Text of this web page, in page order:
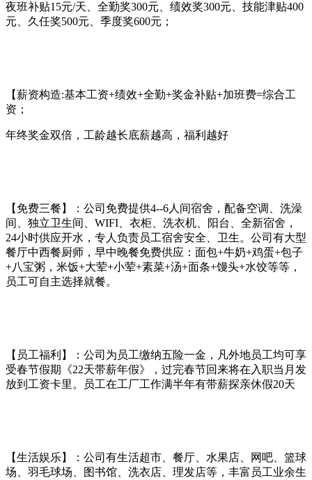
夜班补贴15元/天、全勤奖300元、绩效奖300元、技能津贴400
元、久任奖500元、季度奖600元；
【薪资构造:基本工资+绩效+全勤+奖金补贴+加班费=综合工
资；
年终奖金双倍，工龄越长底薪越高，福利越好
【免费三餐】：公司免费提供4--6人间宿舍，配备空调、洗澡
间、独立卫生间、WIFI、衣柜、洗衣机、阳台、全新宿舍，
24小时供应开水，专人负责员工宿舍安全、卫生。公司有大型
餐厅中西餐厨师，早中晚餐免费供应：面包+牛奶+鸡蛋+包子
+八宝粥，米饭+大荤+小荤+素菜+汤+面条+馒头+水饺等等，
员工可自主选择就餐。
【员工福利】：公司为员工缴纳五险一金，凡外地员工均可享
受春节假期《22天带薪年假》，过完春节回来将在入职当月发
放到工资卡里。员工在工厂工作满半年有带薪探亲休假20天
【生活娱乐】：公司有生活超市、餐厅、水果店、网吧、篮球
场、羽毛球场、图书馆、洗衣店、理发店等，丰富员工业余生